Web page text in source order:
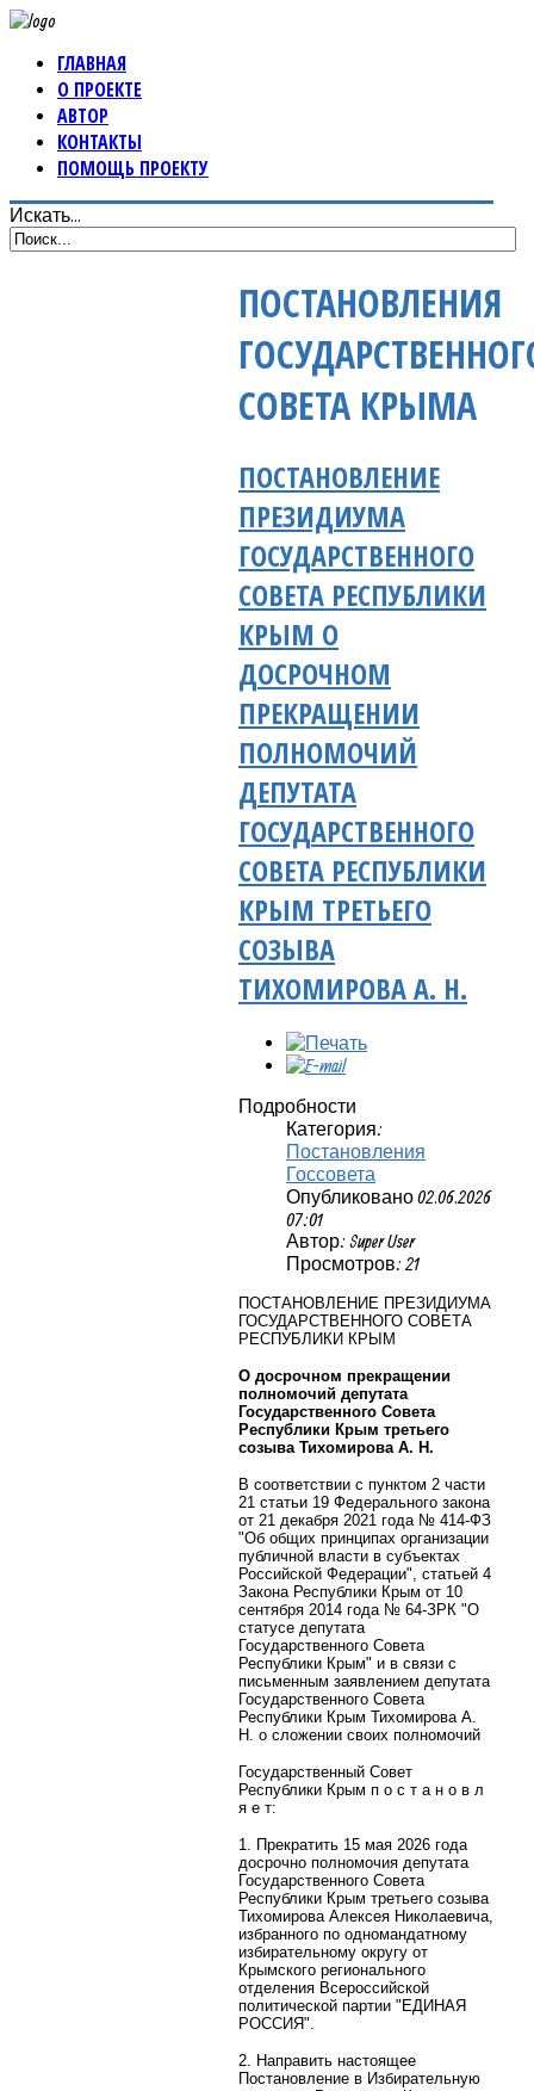
ГЛАВНАЯ
О ПРОЕКТЕ
АВТОР
КОНТАКТЫ
ПОМОЩЬ ПРОЕКТУ
Искать...
ПОСТАНОВЛЕНИЯ
СОВЕТА КРЫМА
ПОСТАНОВЛЕНИЕ
ПРЕЗИДИУМА
ГОСУДАРСТВЕННОГО
СОВЕТА РЕСПУБЛИКИ
КРЫМ О
ДОСРОЧНОМ
ПРЕКРАЩЕНИИ
ПОЛНОМОЧИЙ
ДЕПУТАТА
ГОСУДАРСТВЕННОГО
СОВЕТА РЕСПУБЛИКИ
КРЫМ ТРЕТЬЕГО
СОЗЫВА
ТИХОМИРОВА А. Н.
Подробности
Категория:
Постановления
Госсовета
Опубликовано 02.06.2026
07:01
Автор: Super User
Просмотров: 21
ПОСТАНОВЛЕНИЕ ПРЕЗИДИУМА
ГОСУДАРСТВЕННОГО СОВЕТА
РЕСПУБЛИКИ КРЫМ
О досрочном прекращении
полномочий депутата
Государственного Совета
Республики Крым третьего
созыва Тихомирова А. Н.
В соответствии с пунктом 2 части
21 статьи 19 Федерального закона
от 21 декабря 2021 года № 414-ФЗ
"Об общих принципах организации
публичной власти в субъектах
Российской Федерации", статьей 4
Закона Республики Крым от 10
сентября 2014 года № 64-ЗРК "О
статусе депутата
Государственного Совета
Республики Крым" и в связи с
письменным заявлением депутата
Государственного Совета
Республики Крым Тихомирова А.
Н. о сложении своих полномочий
Государственный Совет
Республики Крым п о с т а н о в л
я е т:
1. Прекратить 15 мая 2026 года
досрочно полномочия депутата
Государственного Совета
Республики Крым третьего созыва
Тихомирова Алексея Николаевича,
избранного по одномандатному
избирательному округу от
Крымского регионального
отделения Всероссийской
политической партии "ЕДИНАЯ
РОССИЯ".
2. Направить настоящее
Постановление в Избирательную